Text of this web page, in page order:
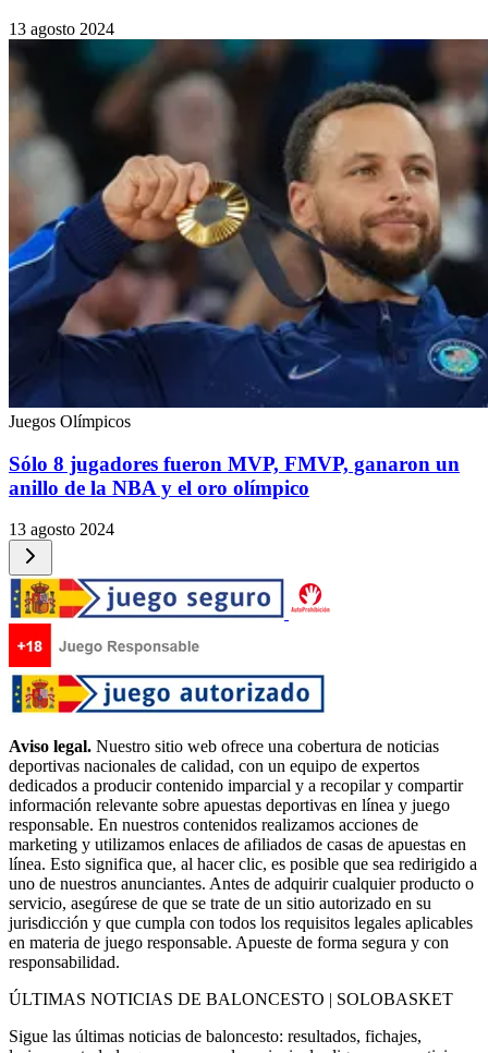
13 agosto 2024
Juegos Olímpicos
Sólo 8 jugadores fueron MVP, FMVP, ganaron un
anillo de la NBA y el oro olímpico
13 agosto 2024
Aviso legal. Nuestro sitio web ofrece una cobertura de noticias
deportivas nacionales de calidad, con un equipo de expertos
dedicados a producir contenido imparcial y a recopilar y compartir
información relevante sobre apuestas deportivas en línea y juego
responsable. En nuestros contenidos realizamos acciones de
marketing y utilizamos enlaces de afiliados de casas de apuestas en
línea. Esto significa que, al hacer clic, es posible que sea redirigido a
uno de nuestros anunciantes. Antes de adquirir cualquier producto o
servicio, asegúrese de que se trate de un sitio autorizado en su
jurisdicción y que cumpla con todos los requisitos legales aplicables
en materia de juego responsable. Apueste de forma segura y con
responsabilidad.
ÚLTIMAS NOTICIAS DE BALONCESTO | SOLOBASKET
Sigue las últimas noticias de baloncesto: resultados, fichajes,